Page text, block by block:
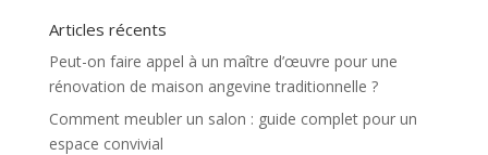
Articles récents
Peut-on faire appel à un maître d’œuvre pour une
rénovation de maison angevine traditionnelle ?
Comment meubler un salon : guide complet pour un
espace convivial